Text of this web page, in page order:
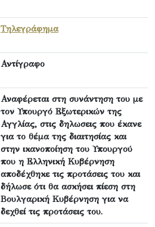
Τηλεγράφημα
Αντίγραφο
Αναφέρεται στη συνάντηση του με
τον Υπουργό Εξωτερικών της
Αγγλίας, στις δηλωσεις που έκανε
για το θέμα της διαιτησίας και
στην ικανοποίηση του Υπουργού
που η Ελληνική Κυβέρνηση
αποδέχθηκε τις προτάσεις του και
δήλωσε ότι θα ασκήσει πίεση στη
Βουλγαρική Κυβέρνηση για να
δεχθεί τις προτάσεις του.